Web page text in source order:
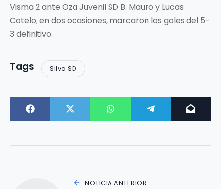
Visma 2 ante Oza Juvenil SD B. Mauro y Lucas
Cotelo, en dos ocasiones, marcaron los goles del 5-
3 definitivo.
Tags Silva SD
NOTICIA ANTERIOR